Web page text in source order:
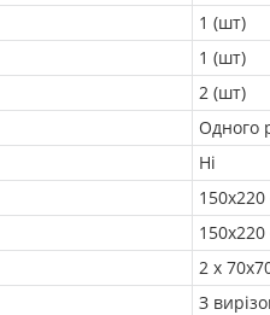
1 (шт)
1 (шт)
2 (шт)
Одного
Ні
150х220
150х220
2 х
З